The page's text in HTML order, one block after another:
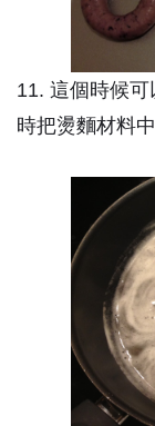
11. 這個時候
時把燙麵材料